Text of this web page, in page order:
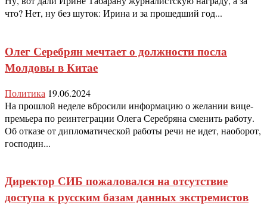
что? Нет, ну без шуток: Ирина и за прошедший год...
Олег Серебрян мечтает о должности посла
Молдовы в Китае
Политика 19.06.2024
На прошлой неделе вбросили информацию о желании вице-
премьера по реинтеграции Олега Серебряна сменить работу.
Об отказе от дипломатической работы речи не идет, наоборот,
господин...
Директор СИБ пожаловался на отсутствие
доступа к русским базам данных экстремистов